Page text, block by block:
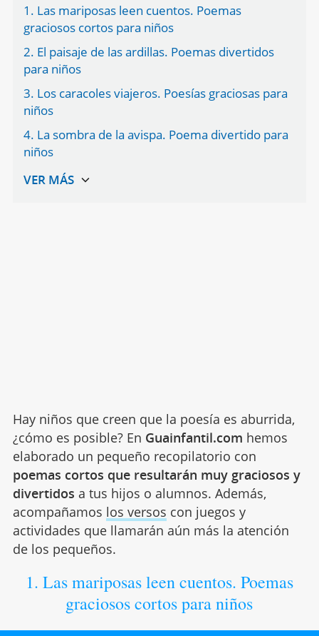
1. Las mariposas leen cuentos. Poemas
graciosos cortos para niños
2. El paisaje de las ardillas. Poemas divertidos
para niños
3. Los caracoles viajeros. Poesías graciosas para
niños
4. La sombra de la avispa. Poema divertido para
niños
Hay niños que creen que la poesía es aburrida,
¿cómo es posible? En Guainfantil.com hemos
elaborado un pequeño recopilatorio con
poemas cortos que resultarán muy graciosos y
divertidos a tus hijos o alumnos. Además,
acompañamos los versos con juegos y
actividades que llamarán aún más la atención
de los pequeños.
1. Las mariposas leen cuentos. Poemas
graciosos cortos para niños